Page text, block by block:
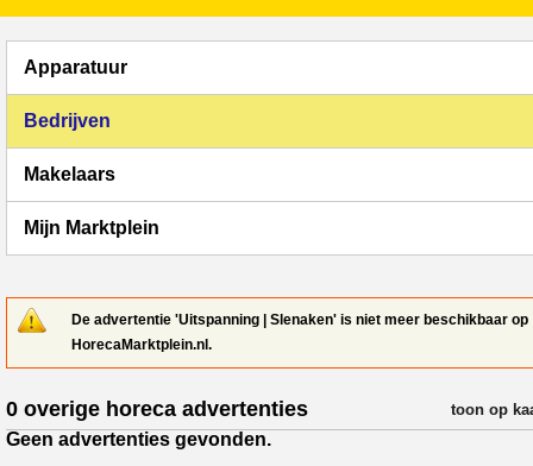
Apparatuur
Bedrijven
Makelaars
Mijn Marktplein
De advertentie 'Uitspanning | Slenaken' is niet meer beschikbaar op
HorecaMarktplein.nl.
0 overige horeca advertenties verfijn
toon op
Geen advertenties gevonden.